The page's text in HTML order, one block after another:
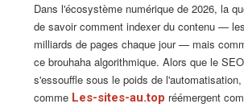
Dans l'écosystème numérique de 2026, la
de savoir comment indexer du contenu —
milliards de pages chaque jour — mais
ce brouhaha algorithmique. Alors que le
s'essouffle sous le poids de
comme Les-sites-au.top réémergent